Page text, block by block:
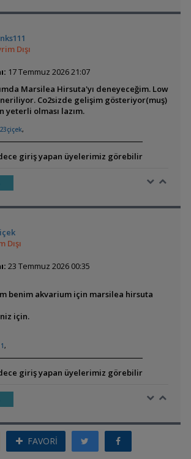
Dışı
17 Temmuz 2026 21:07
Marsilea Hirsuta'yı deneyeceğim. Low
Co2sizde gelişim gösteriyor(muş)
yeterli olması lazım.
,
giriş yapan üyelerimiz görebilir
Dışı
23 Temmuz 2026 00:35
benim akvarium için marsilea hirsuta
için.
,
giriş yapan üyelerimiz görebilir
FAVORİ